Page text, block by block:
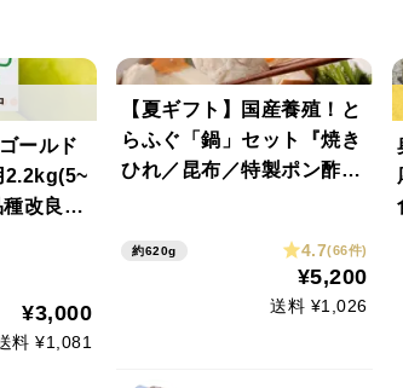
ールド
2.2kg(5~
改良種
。8月
朝どれ】
¥3,000
料 ¥1,081
【夏ギフト】国産養殖！と
らふぐ「鍋」セット『焼き
ひれ／昆布／特製ポン酢／
お中元 自分用 のし対応
約620g 4.7(66件)
¥5,200
送料 ¥1,026